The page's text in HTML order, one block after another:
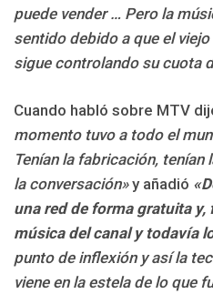
puede vender … Pero la
sentido debido a que el
sigue controlando su cuota
Cuando habló sobre MTV
momento tuvo a todo el
Tenían la fabricación,
la conversación»y añadió
una red de forma gratuita
música del canal y todavía
punto de inflexión y así la
viene en la estela de lo que